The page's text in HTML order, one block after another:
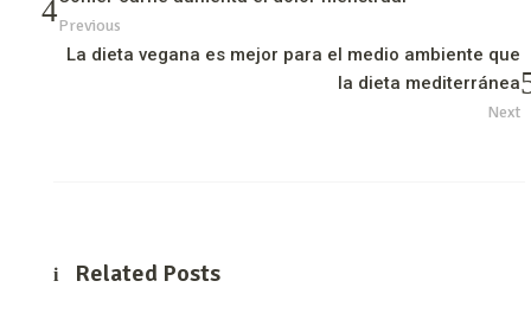
Previous
La dieta vegana es mejor para el medio ambiente que
la dieta mediterránea
Next
Related Posts